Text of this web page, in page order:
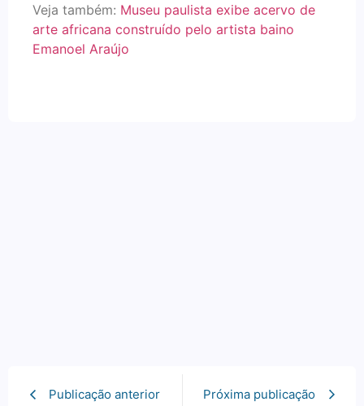
Veja também: Museu paulista exibe acervo de
arte africana construído pelo artista baino
Emanoel Araújo
Publicação anterior Próxima publicação